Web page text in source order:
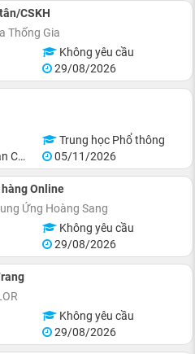
CSKH
Thống Gia
Không yêu cầu
29/08/2026
Trung học Phổ thông
05/11/2026
Online
Ứng Hoàng Sang
Không yêu cầu
29/08/2026
Không yêu cầu
29/08/2026